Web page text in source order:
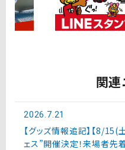
関連
2026.7.21
【グッズ情報追記】【8/15(
ェス”開催決定！来場者先